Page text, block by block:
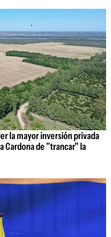
la mayor inversión privada
Cardona de "trancar" la